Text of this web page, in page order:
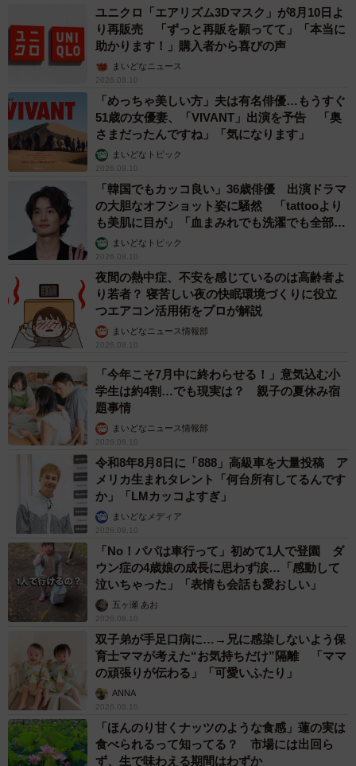
ユニクロ「エアリズム3Dマスク」が8月10日よ
り再販売 「ずっと再販を願ってて」「本当に
助かります！」購入者から喜びの声
まいどなニュース
2026.08.10
「めっちゃ美しい方」夫は有名俳優…もうすぐ
51歳の女優妻、「VIVANT」出演を予告 「奥
さまだったんですね」「気になります」
まいどなトピック
2026.08.10
「韓国でもカッコ良い」36歳俳優 出演ドラマ
の大胆なオフショット姿に騒然 「tattooより
も美肌に目が」「血まみれでも洗濯でも全部か
っこいい」
まいどなトピック
2026.08.10
夜間の熱中症、不安を感じているのは高齢者よ
り若者？ 寝苦しい夜の快眠環境づくりに役立
つエアコン活用術をプロが解説
まいどなニュース情報部
2026.08.10
「今年こそ7月中に終わらせる！」意気込む小
学生は約4割…でも現実は？ 親子の夏休み宿
題事情
まいどなニュース情報部
2026.08.10
令和8年8月8日に「888」高級車を大量投稿 ア
メリカ生まれタレント「何台所有してるんです
か」「LMカッコよすぎ」
まいどなメディア
2026.08.10
「No！パパは車行って」初めて1人で登園 ダ
ウン症の4歳娘の成長に思わず涙…「感動して
泣いちゃった」「表情も会話も愛おしい」
五ヶ瀬 あお
2026.08.10
双子弟が手足口病に…→兄に感染しないよう保
育士ママが考えた“お気持ちだけ”隔離 「ママ
の頑張りが伝わる」「可愛いふたり」
ANNA
2026.08.10
「ほんのり甘くナッツのような食感」蓮の実は
食べられるって知ってる？ 市場には出回ら
ず、生で味わえる期間はわずか